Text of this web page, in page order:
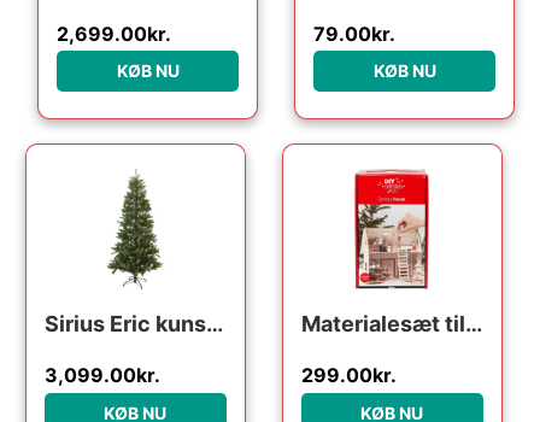
2,699.00kr.
KØB NU
79.00kr.
KØB NU
Sirius Eric kunstigt juletræ med lys, 240 cm
3,099.00kr.
KØB NU
Materialesæt til Julemandens hus, 1sæt
299.00kr.
KØB NU